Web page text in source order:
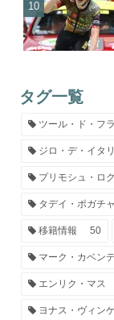
タグ一覧
ツール・ド・フ
ジロ・デ・イタ
プリモシュ・ロ
タデイ・ポガチ
移籍情報 50
マーク・カベン
エンリク・マス
ヨナス・ヴィン